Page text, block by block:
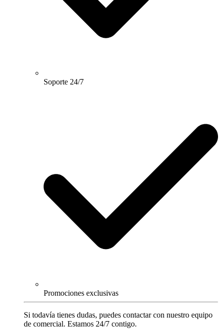
Soporte 24/7
Promociones exclusivas
Si todavía tienes dudas, puedes contactar con nuestro equipo
de comercial. Estamos 24/7 contigo.